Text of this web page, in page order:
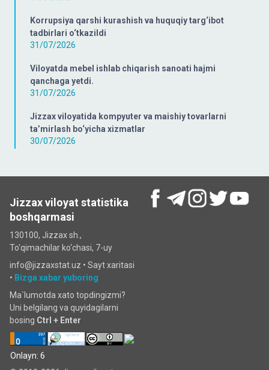
Korrupsiya qarshi kurashish va huquqiy targ‘ibot
tadbirlari o‘tkazildi
31/07/2026
Viloyatda mebel ishlab chiqarish sanoati hajmi
qanchaga yetdi.
31/07/2026
Jizzax viloyatida kompyuter va maishiy tovarlarni
ta’mirlash bo‘yicha xizmatlar
30/07/2026
Jizzax viloyat statistika
boshqarmasi
130100, Jizzax sh.,
To'qimachilar ko‘chаsi, 7-uy
info@jizzaxstat.uz • Sayt xaritasi
• Bizga xabar yuboring
Ma`lumotda xato topdingizmi?
Uni belgilang va quyidagilarni
bosing Ctrl + Enter
Onlayn: 6